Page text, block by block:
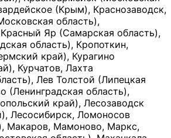
(Крым), Краснозаводск,
область),
Яр (Самарская область),
область), Кропоткин,
край), Курагино
Курчатов, Лахта
Лев Толстой (Липецкая
(Ленинградская область),
край), Лесозаводск
Лесосибирск, Ломоносов
Макаров, Мамоново, Маркс,